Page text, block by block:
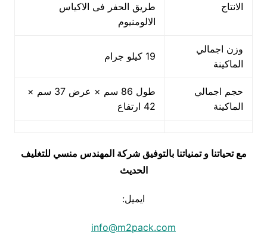
الانتاج
طريق الحفر فى الاكياس
الالومنيوم
وزن اجمالي
الماكينة
19 كيلو جرام
حجم اجمالي
الماكينة
طول 86 سم × عرض 37 سم ×
42 ارتفاع
مع تحياتنا و تمنياتنا بالتوفيق شركة المهندس منسي للتغليف
الحديث
ايميل:
info@m2pack.com